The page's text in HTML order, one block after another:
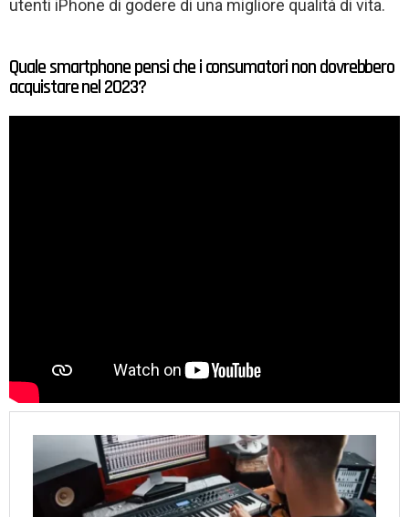
utenti iPhone di godere di una migliore qualità di vita.
Quale smartphone pensi che i consumatori non dovrebbero
acquistare nel 2023?